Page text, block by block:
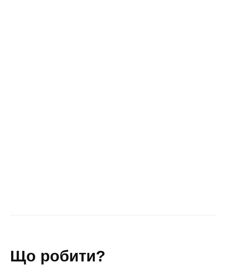
що робити?